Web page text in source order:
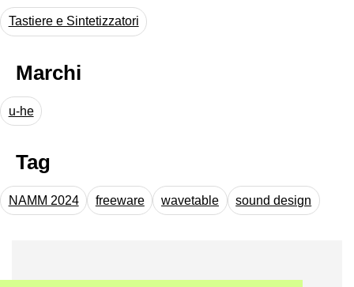
Tastiere e Sintetizzatori
Marchi
u-he
Tag
NAMM 2024 freeware wavetable sound design